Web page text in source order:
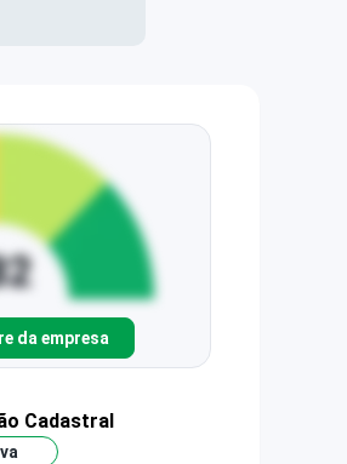
da empresa
Cadastral